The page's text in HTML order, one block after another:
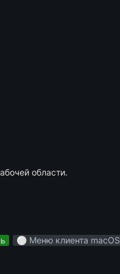
области.
⚪️ Меню клиента macOS